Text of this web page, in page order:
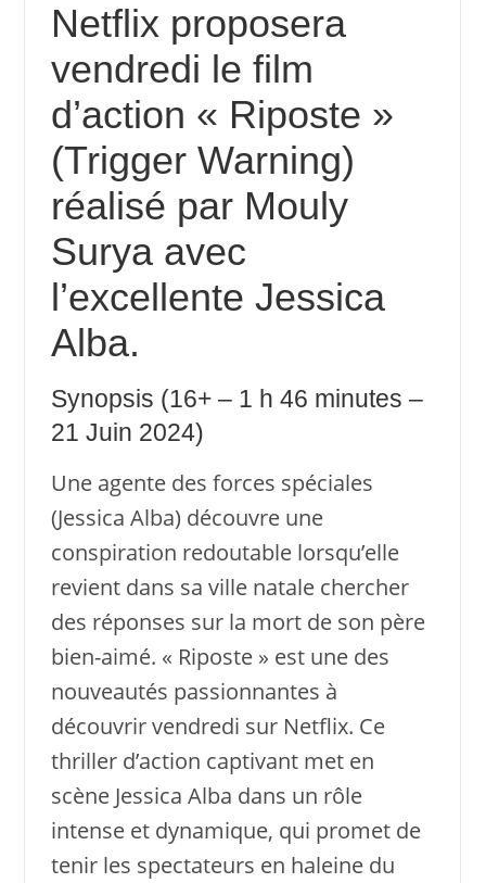
Netflix proposera
vendredi le film
d’action « Riposte »
(Trigger Warning)
réalisé par Mouly
Surya avec
l’excellente Jessica
Alba.
Synopsis (16+ – 1 h 46 minutes –
21 Juin 2024)
Une agente des forces spéciales
(Jessica Alba) découvre une
conspiration redoutable lorsqu’elle
revient dans sa ville natale chercher
des réponses sur la mort de son père
bien-aimé. « Riposte » est une des
nouveautés passionnantes à
découvrir vendredi sur Netflix. Ce
thriller d’action captivant met en
scène Jessica Alba dans un rôle
intense et dynamique, qui promet de
tenir les spectateurs en haleine du